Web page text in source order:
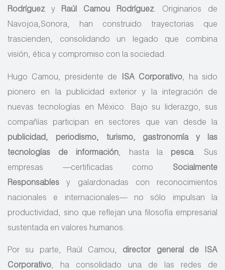
Rodríguezy Raúl Camou Rodríguez. Originarios de
Navojoa,Sonora, han construido trayectorias que
trascienden, consolidando un legado que combina
visión, ética y compromiso con la sociedad.
Hugo Camou, presidente de ISA Corporativo, ha sido
pionero en la publicidad exterior y la integración de
nuevas tecnologías en México. Bajo su liderazgo, sus
compañías participan en sectores que van desde la
publicidad, periodismo, turismo, gastronomía y las
tecnologías de información, hasta la pesca. Sus
empresas —certificadas como Socialmente
Responsables y galardonadas con reconocimientos
nacionales e internacionales— no sólo impulsan la
productividad, sino que reflejan una filosofía empresarial
sustentada en valores humanos.
Por su parte, Raúl Camou, director general de ISA
Corporativo, ha consolidado una de las redes de